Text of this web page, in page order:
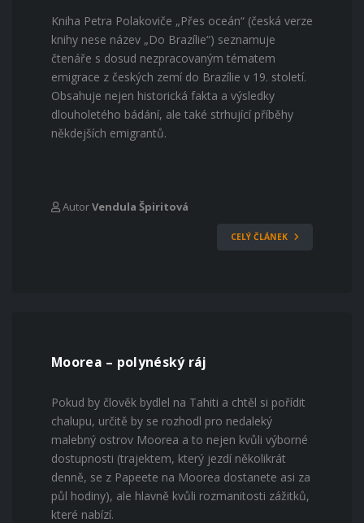
Kniha Petra Polakoviče „Přes oceán“ (česká verze
knihy nese název „Do Brazílie“) seznamuje
čtenáře s dosud nezpracovaným tématem
emigrace z českých zemí do Brazílie v 19. století.
Obsahuje nejen historická fakta a výsledky
dlouholetého bádání, ale také strhující příběhy
někdejších emigrantů.
AutorVendula Špiritová
CELÝ ČLÁNEK
Moorea – polynéský ráj
Pokud by člověk bydlel na Tahiti a chtěl si pořídit
chalupu, určitě by se rozhodl pro nedaleký
malebný ostrov Moorea a to nejen kvůli výborné
dostupnosti (trajektem, který jezdí několikrát
denně, se z Papeete na Moorea dostanete asi za
půl hodiny), ale hlavně kvůli rozmanitosti zážitků,
které nabízí.